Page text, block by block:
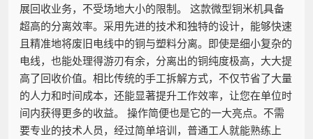
展回收业务，不受场地大小的限制。 这款微型铜米机具备
超高的分离效率。采用先进的技术和独特的设计，能够快速
且精准地将废旧电线中的铜与塑料分离。即使是细小复杂的
电线，也能处理得游刃有余，分离出的铜纯度极高，大大提
高了回收价值。相比传统的手工拆解方式，不仅节省了大量
的人力和时间成本，还能显著提升工作效率，让您在单位时
间内获得更多的收益。 操作简便也是它的一大亮点。不需
要专业的技术人员，经过简单培训，普通工人就能熟练上